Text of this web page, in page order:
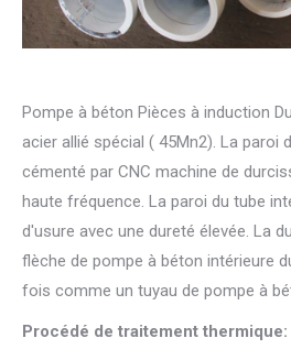
Pompe à béton Pièces à induction
acier allié spécial ( 45Mn2). La paroi
cémenté par CNC machine de
haute fréquence. La paroi du tube
d'usure avec une dureté élevée. La
flèche de pompe à béton intérieure
fois comme un tuyau de pompe à
Procédé de traitement thermique: